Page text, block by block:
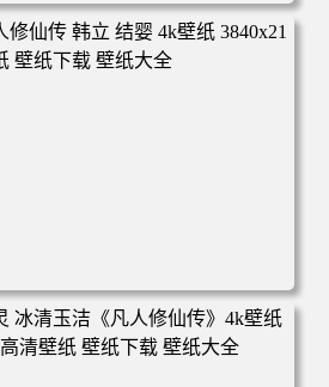
场景 夏日休闲 夏日壁纸 治愈系 童
新 电脑桌面 高清壁纸 壁纸下载 壁
传 韩立 结婴 4k壁纸 3840x2160 电
载 壁纸大全